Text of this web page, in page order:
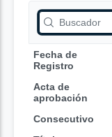
Fecha de
Registro
Acta de
aprobación
Consecutivo